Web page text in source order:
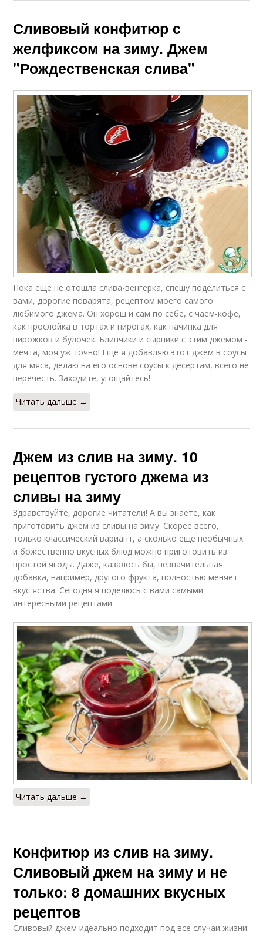
Сливовый конфитюр с
желфиксом на зиму. Джем
"Рождественская слива"
Пока еще не отошла слива-венгерка, спешу поделиться с
вами, дорогие поварята, рецептом моего самого
любимого джема. Он хорош и сам по себе, с чаем-кофе,
как прослойка в тортах и пирогах, как начинка для
пирожков и булочек. Блинчики и сырники с этим джемом -
мечта, моя уж точно! Еще я добавляю этот джем в соусы
для мяса, делаю на его основе соусы к десертам, всего не
перечесть. Заходите, угощайтесь!
Читать дальше →
Джем из слив на зиму. 10
рецептов густого джема из
сливы на зиму
Здравствуйте, дорогие читатели! А вы знаете, как
приготовить джем из сливы на зиму. Скорее всего,
только классический вариант, а сколько еще необычных
и божественно вкусных блюд можно приготовить из
простой ягоды. Даже, казалось бы, незначительная
добавка, например, другого фрукта, полностью меняет
вкус яства. Сегодня я поделюсь с вами самыми
интересными рецептами.
Читать дальше →
Конфитюр из слив на зиму.
Сливовый джем на зиму и не
только: 8 домашних вкусных
рецептов
Сливовый джем идеально подходит под все случаи жизни: